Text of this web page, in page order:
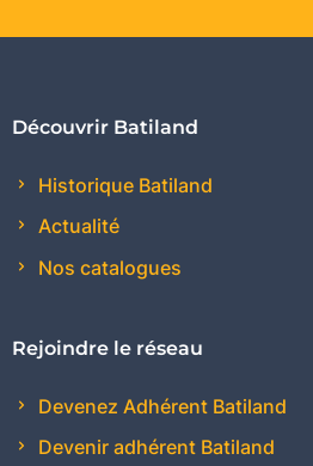
Découvrir Batiland
Historique Batiland
Actualité
Nos catalogues
Rejoindre le réseau
Devenez Adhérent Batiland
Devenir adhérent Batiland